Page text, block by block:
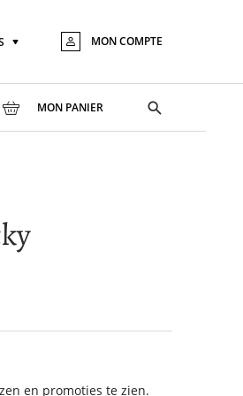
MON COMPTE
MON PANIER
Toggle
search
en promoties te zien.